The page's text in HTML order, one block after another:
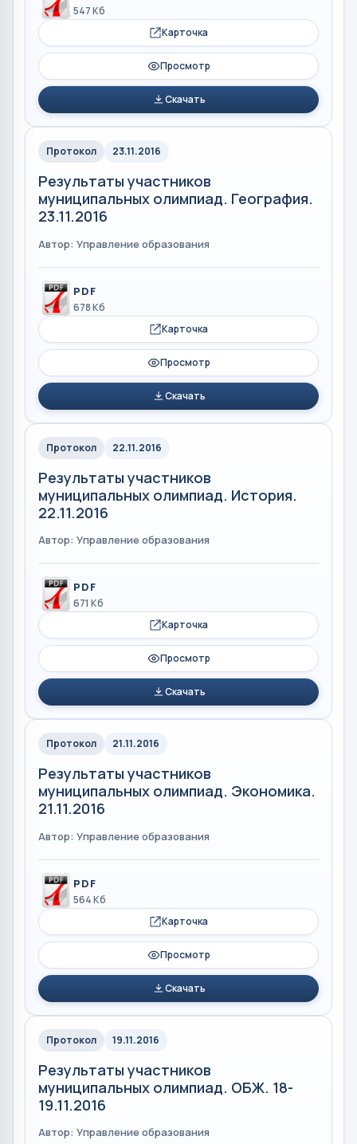
547 Кб
Карточка
Просмотр
Скачать
Протокол 23.11.2016
Результаты участников
муниципальных олимпиад. География.
23.11.2016
Автор: Управление образования
PDF
678 Кб
Карточка
Просмотр
Скачать
Протокол 22.11.2016
Результаты участников
муниципальных олимпиад. История.
22.11.2016
Автор: Управление образования
PDF
671 Кб
Карточка
Просмотр
Скачать
Протокол 21.11.2016
Результаты участников
муниципальных олимпиад. Экономика.
21.11.2016
Автор: Управление образования
PDF
564 Кб
Карточка
Просмотр
Скачать
Протокол 19.11.2016
Результаты участников
муниципальных олимпиад. ОБЖ. 18-
19.11.2016
Автор: Управление образования